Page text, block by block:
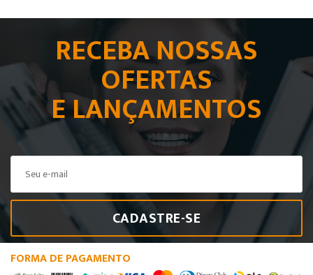
RECEBA NOSSAS
OFERTAS
E LANÇAMENTOS
CADASTRE-SE
FORMA DE PAGAMENTO